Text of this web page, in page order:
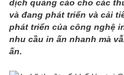
dịch quảng cáo cho các
và đang phát triển và cải
phát triển của công nghệ
nhu cầu in ấn nhanh mà
ấn.